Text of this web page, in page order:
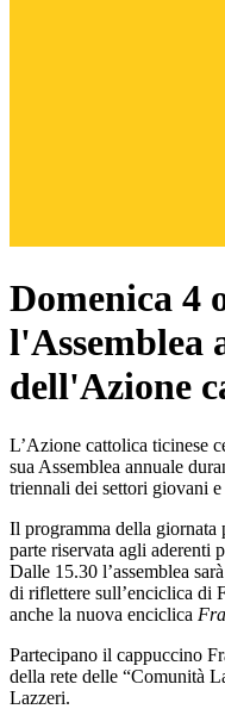
Domenica 4
l'Assemblea
dell'Azione
L’Azione cattolica ticinese
sua Assemblea annuale
triennali dei settori giovani
Il programma della giornata
parte riservata agli aderenti
Dalle 15.30 l’assemblea
di riflettere sull’enciclica di
anche la nuova enciclica
Partecipano il cappuccino
della rete delle “Comunità
Lazzeri.